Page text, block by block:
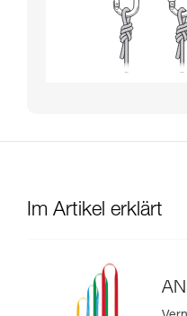
Im Artikel erklärt